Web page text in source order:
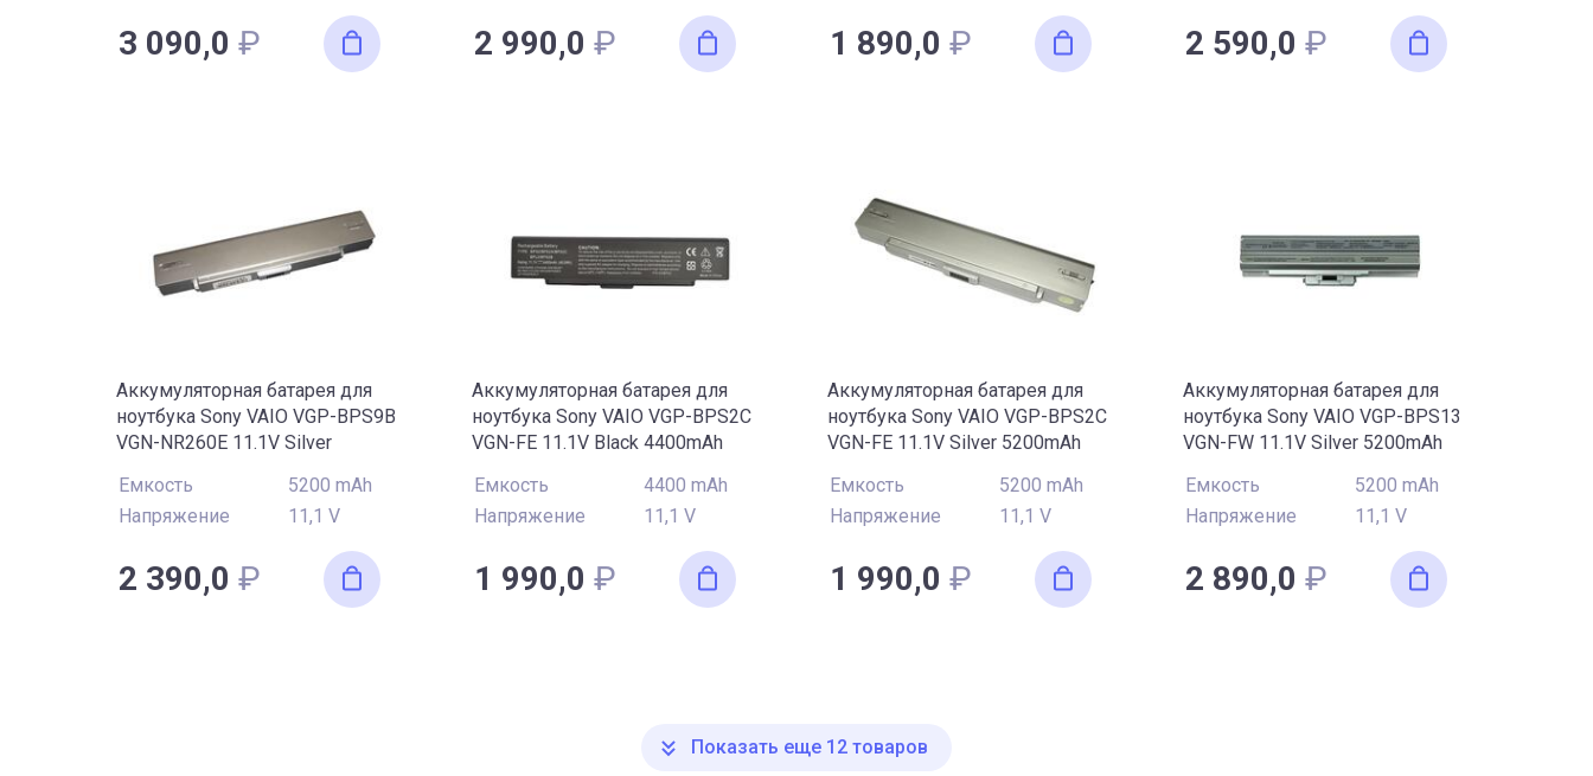
3 090,0 ₽ 2 990,0 ₽ 1 890,0 ₽ 2 590,0 ₽
Аккумуляторная батарея для
ноутбука Sony VAIO VGP-BPS9B
VGN-NR260E 11.1V Silver
Емкость
5200 mAh
Напряжение
11,1 V
2 390,0 ₽
Аккумуляторная батарея для
ноутбука Sony VAIO VGP-BPS2C
VGN-FE 11.1V Black 4400mAh
Емкость
4400 mAh
Напряжение
11,1 V
1 990,0 ₽
Аккумуляторная батарея для
ноутбука Sony VAIO VGP-BPS2C
VGN-FE 11.1V Silver 5200mAh
Емкость
5200 mAh
Напряжение
11,1 V
1 990,0 ₽
Аккумуляторная батарея для
ноутбука Sony VAIO VGP-BPS13
VGN-FW 11.1V Silver 5200mAh
Емкость
5200 mAh
Напряжение
11,1 V
2 890,0 ₽
Показать еще 12 товаров